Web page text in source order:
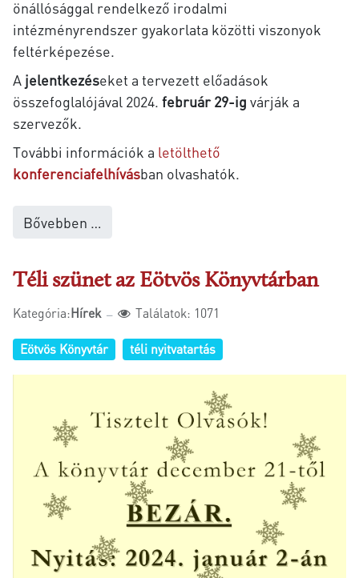
önállósággal rendelkező irodalmi
intézményrendszer gyakorlata közötti viszonyok
feltérképezése.
A jelentkezéseket a tervezett előadások
összefoglalójával 2024. február 29-ig várják a
szervezők.
További információk a letölthető
konferenciafelhívásban olvashatók.
Bővebben …
Téli szünet az Eötvös Könyvtárban
Kategória:Hírek Találatok: 1071
Eötvös Könyvtár téli nyitvatartás